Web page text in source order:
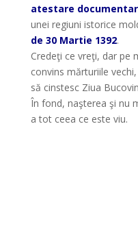
atestare
unei regiuni istorice
de 30 Martie 1392.
Credeţi ce vreţi, dar pe
convins mărturiile
să cinstesc Ziua
În fond, naşterea şi nu
a tot ceea ce este viu.